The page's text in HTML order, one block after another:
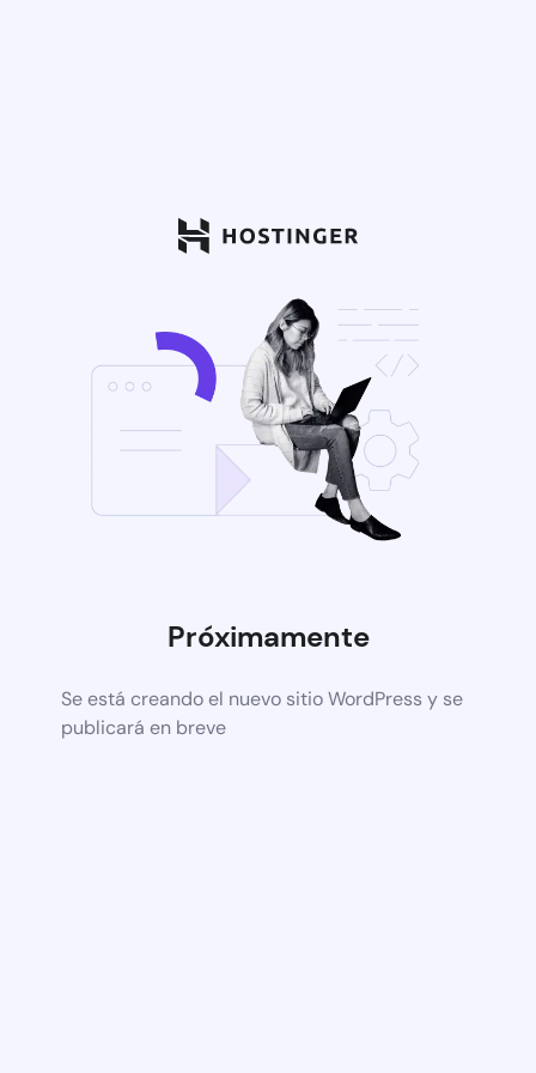
Próximamente
Se está creando el nuevo sitio WordPress y se
publicará en breve